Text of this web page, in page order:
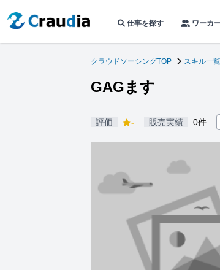
仕事を探す ワーカ
クラウドソーシングTOP スキル一覧
GAGます
評価 - 販売実績 0件